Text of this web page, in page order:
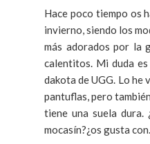
Hace poco tiempo os
invierno, siendo los
más adorados por la
calentitos. Mi duda es
dakota de UGG. Lo he
pantuflas, pero
tiene una suela dura.
mocasín?¿os gusta